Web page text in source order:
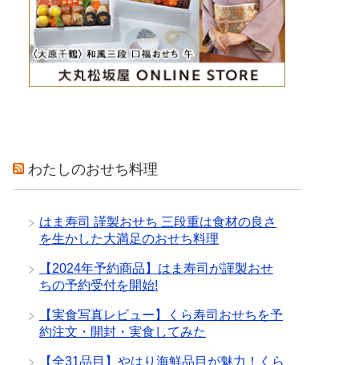
わたしのおせち料理
はま寿司 謹製おせち 三段重は食材の良さ
を生かした大満足のおせち料理
【2024年予約商品】はま寿司が謹製おせ
ちの予約受付を開始!
【実食写真レビュー】くら寿司おせちを予
約注文・開封・実食してみた
【全31品目】やはり海鮮品目が魅力！くら